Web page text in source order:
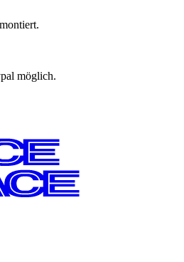
möglich.
anzeigen